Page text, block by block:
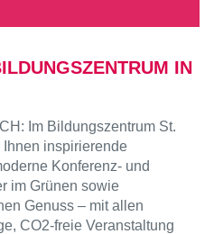
IN
Im Bildungszentrum St.
inspirierende
Konferenz- und
im Grünen sowie
Genuss – mit allen
CO2-freie Veranstaltung